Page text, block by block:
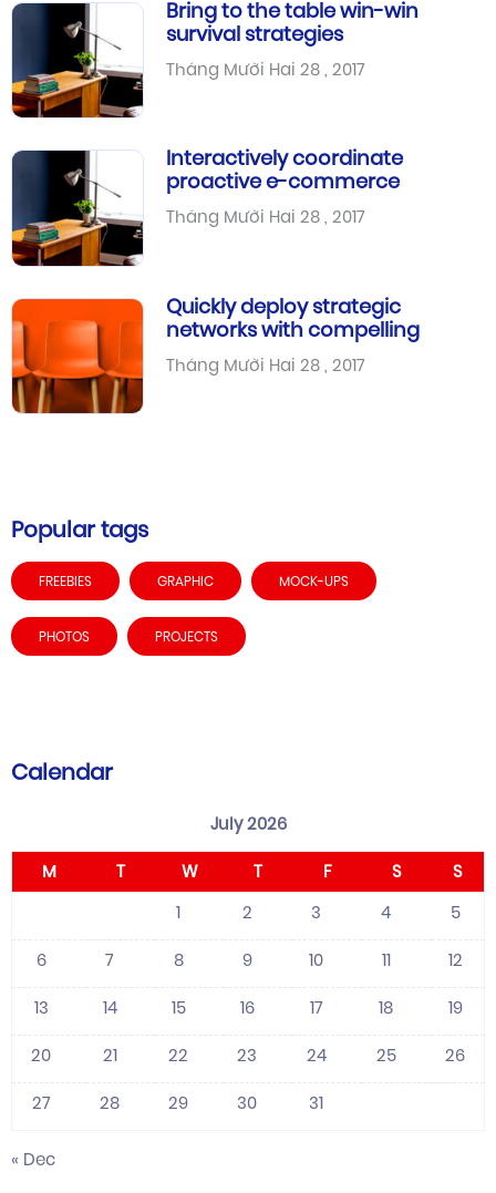
Bring to the table win-win
survival strategies
Tháng Mười Hai 28 , 2017
Interactively coordinate
proactive e-commerce
Tháng Mười Hai 28 , 2017
Quickly deploy strategic
networks with compelling
Tháng Mười Hai 28 , 2017
Popular tags
FREEBIES GRAPHIC MOCK-UPS
PHOTOS PROJECTS
Calendar
July 2026
M W F S S
2 3 4 5
6 7 8 9 10 12
13 14 15 16 17 18 19
20 21 22 23 24 25 26
27 28 29 30 31
« Dec